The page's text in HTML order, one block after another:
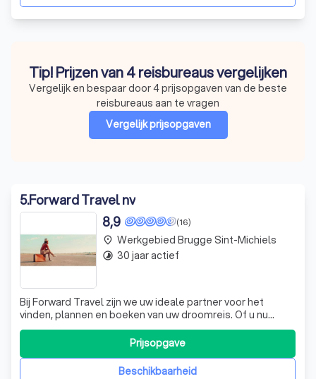
Tip! Prijzen van 4 reisbureaus vergelijken
Vergelijk en bespaar door 4 prijsopgaven van de beste
reisbureaus aan te vragen
Vergelijk prijsopgaven
5.Forward Travel nv
(16)
8,9
Bij Forward Travel zijn we uw ideale partner voor het
vinden, plannen en boeken van uw droomreis. Of u nu
verlangt naar een ontspannen strandvakantie, een
avontuurlijke cruise, een spontane citytrip of een op maat
gemaakte wereldreis, wij staan voor u klaar met
uitstekende service en zorgeloze reise
Beschikbaarheid
Prijsopgave
place Werkgebied Brugge Sint-Michiels
timelapse 30 jaar actief